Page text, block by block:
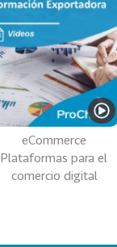
eCommerce
Plataformas para el
comercio digital